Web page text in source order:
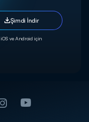
Şimdi İndir
iOS ve Android için